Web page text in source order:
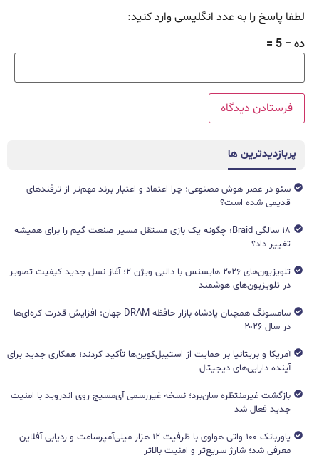
لطفا پاسخ را به عدد انگلیسی وارد کنید:
ده − 5 =
پربازدیدترین ها
سئو در عصر هوش مصنوعی؛ چرا اعتماد و اعتبار برند مهم‌تر از ترفندهای
قدیمی شده است؟
۱۸ سالگی Braid؛ چگونه یک بازی مستقل مسیر صنعت گیم را برای همیشه
تغییر داد؟
تلویزیون‌های ۲۰۲۶ هایسنس با دالبی ویژن ۲؛ آغاز نسل جدید کیفیت تصویر
در تلویزیون‌های هوشمند
سامسونگ همچنان پادشاه بازار حافظه DRAM جهان؛ افزایش قدرت کره‌ای‌ها
در سال ۲۰۲۶
آمریکا و بریتانیا بر حمایت از استیبل‌کوین‌ها تأکید کردند؛ همکاری جدید برای
آینده دارایی‌های دیجیتال
بازگشت غیرمنتظره سان‌برد؛ نسخه غیررسمی آی‌مسیج روی اندروید با امنیت
جدید فعال شد
پاوربانک ۱۰۰ واتی هواوی با ظرفیت ۱۲ هزار میلی‌آمپرساعت و ردیابی آفلاین
معرفی شد؛ شارژ سریع‌تر و امنیت بالاتر